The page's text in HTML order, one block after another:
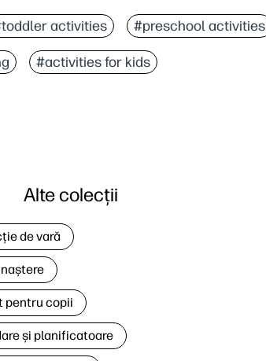
activities #preschool activities
#activities for kids
Alte colecții
de vară
pentru copii
și planificatoare